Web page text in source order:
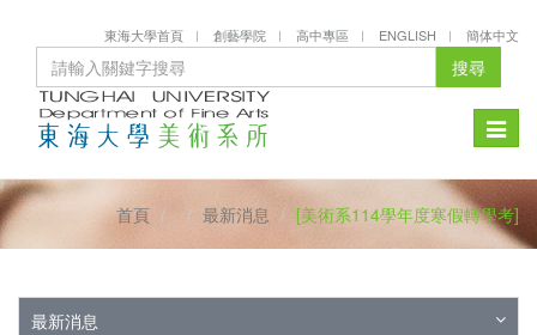
東海大學首頁 創藝學院 高中專區 ENGLISH 簡体中文
搜尋
Toggle
首頁 最新消息 [美術系114學年度寒假轉學考]
最新消息